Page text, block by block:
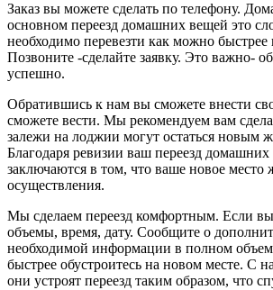
Заказ вы можете сделать по телефону.
основном переезд домашних вещей это
необходимо перевезти как можно
Позвоните -сделайте заявку. Это важно-
успешно.
Обратившись к нам вы сможете внести
сможете вести. Мы рекомендуем вам
залежи на лоджии могут остаться новым
Благодаря ревизии ваш переезд
заключаются в том, что ваше новое место
осуществления.
Мы сделаем переезд комфортным. Если вы
объемы, время, дату. Сообщите о
необходимой информации в полном
быстрее обустроитесь на новом месте. С
они устроят переезд таким образом, что